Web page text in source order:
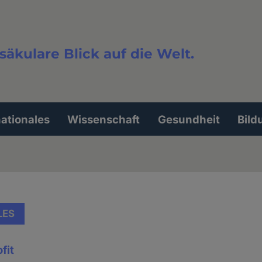
Blick auf die Welt.
Wissenschaft Gesundheit